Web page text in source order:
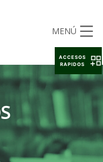
MENÚ
ACCESOS
RAPIDOS